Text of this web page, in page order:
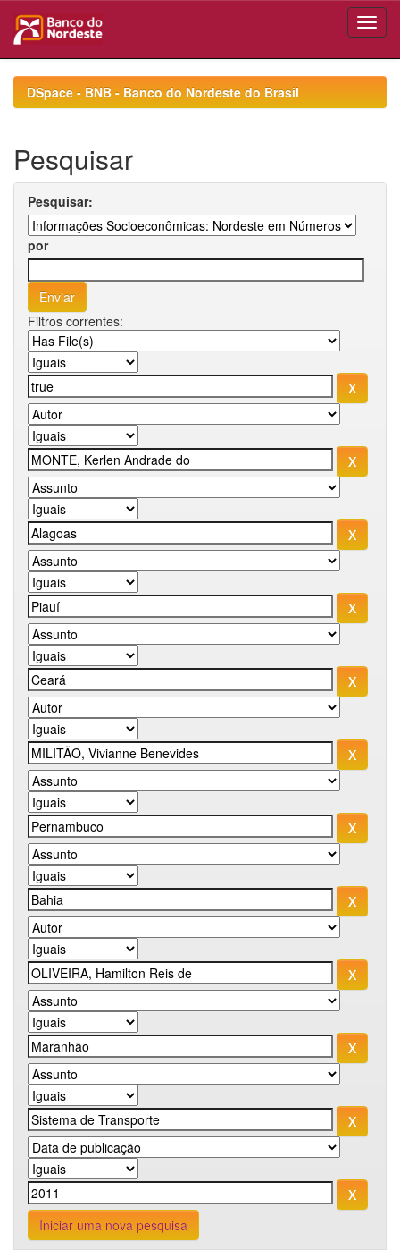
navigationDSpace - BNB - Banco do Nordeste do Brasil
Pesquisar
Pesquisar:
por
Filtros correntes:
Iniciar uma nova pesquisa